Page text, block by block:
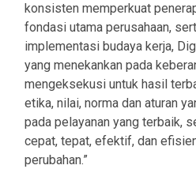
konsisten memperkuat
fondasi utama perusahaan,
implementasi budaya kerja,
yang menekankan pada
mengeksekusi untuk hasil
etika, nilai, norma dan aturan
pada pelayanan yang terbaik,
cepat, tepat, efektif, dan
perubahan.”